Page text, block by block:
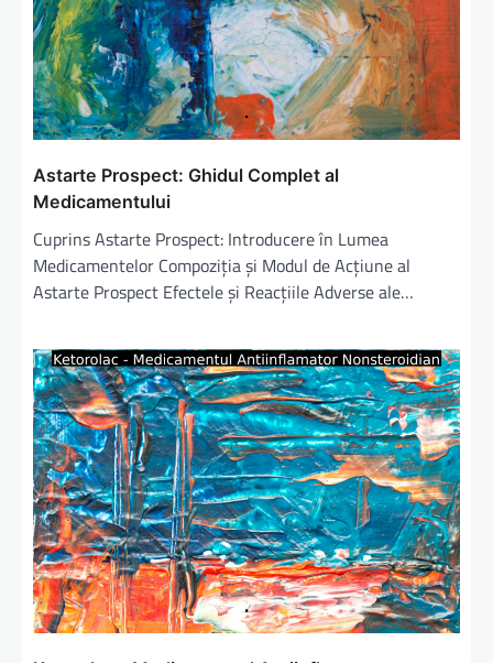
Astarte Prospect: Ghidul Complet al
Medicamentului
Cuprins Astarte Prospect: Introducere în Lumea
Medicamentelor Compoziția și Modul de Acțiune al
Astarte Prospect Efectele și Reacțiile Adverse ale…